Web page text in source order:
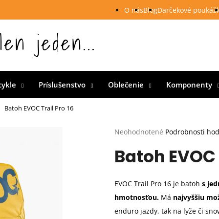
O násBlogDarčekové
jeden...
Príslušenstvo Oblečenie Komponenty
Batoh EVOC Trail Pro 16
Priemerné
produktu
je
5
hviezdičiek.
Neohodnotené Podrobnosti
Batoh
EVOC Trail Pro 16 je batoh s
hmotnosťou. Má najvyššiu
enduro jazdy, tak na lyže či